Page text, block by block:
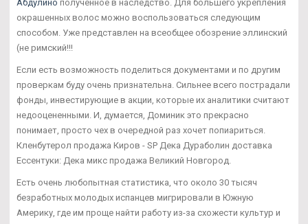
Абдулино полученное в наследство. Для большего укрепления
окрашенных волос можно воспользоваться следующим
способом. Уже представлен на всеобщее обозрение эллинский
(не римский!!!
Если есть возможность поделиться документами и по другим
проверкам буду очень признательна. Сильнее всего пострадали
фонды, инвестирующие в акции, которые их аналитики считают
недооцененными. И, думается, Доминик это прекрасно
понимает, просто чех в очередной раз хочет попиариться.
Кленбутерол продажа Киров - SP Дека Дураболин доставка
Ессентуки: Дека микс продажа Великий Новгород.
Есть очень любопытная статистика, что около 30 тысяч
безработных молодых испанцев мигрировали в Южную
Америку, где им проще найти работу из-за схожести культур и